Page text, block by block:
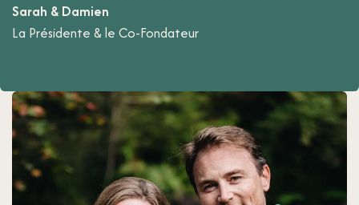
Sarah & Damien
La Présidente & le Co-Fondateur